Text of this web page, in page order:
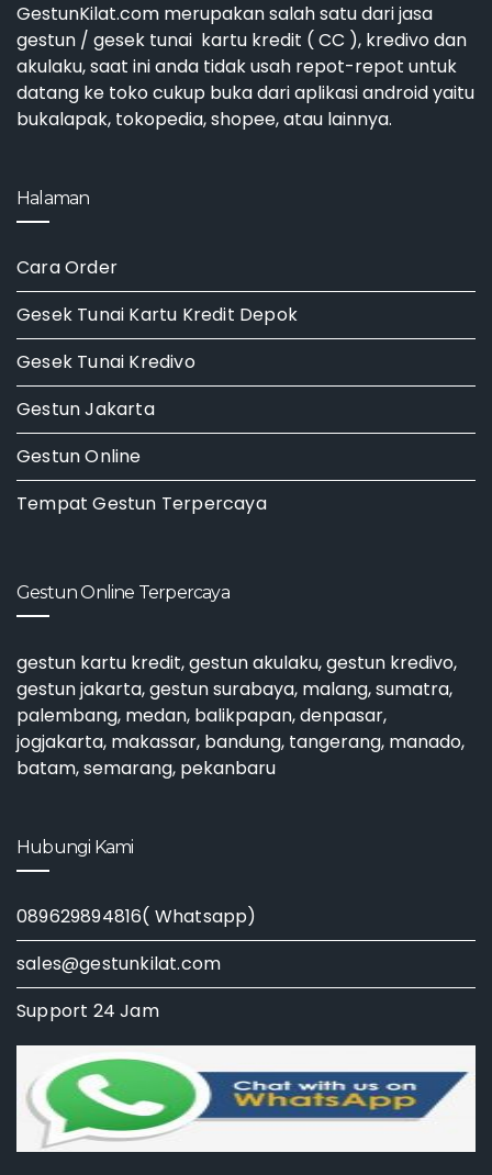
GestunKilat.com merupakan salah satu dari jasa
gestun / gesek tunai kartu kredit ( CC ), kredivo dan
akulaku, saat ini anda tidak usah repot-repot untuk
datang ke toko cukup buka dari aplikasi android yaitu
bukalapak, tokopedia, shopee, atau lainnya.
Halaman
Cara Order
Gesek Tunai Kartu Kredit Depok
Gesek Tunai Kredivo
Gestun Jakarta
Gestun Online
Tempat Gestun Terpercaya
Gestun Online Terpercaya
gestun kartu kredit,gestun akulaku,gestun kredivo,
gestun jakarta,gestun surabaya, malang, sumatra,
palembang, medan, balikpapan, denpasar,
jogjakarta, makassar, bandung, tangerang, manado,
batam, semarang, pekanbaru
Hubungi Kami
089629894816( Whatsapp)
sales@gestunkilat.com
Support 24 Jam